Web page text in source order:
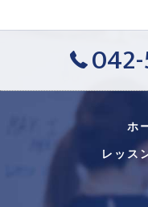
ホ
レッス